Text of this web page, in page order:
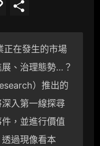
p
y
L
i
n
k
正在發生的市場
、治理態勢…？
）推出的
深入第一線探尋
，並進行價值
過現像看本